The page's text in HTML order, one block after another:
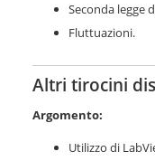
Seconda legge
Fluttuazioni.
Altri tirocini
Argomento:
Utilizzo di